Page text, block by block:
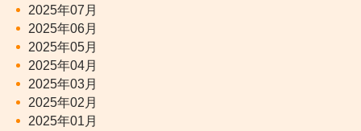
2025年07月
2025年06月
2025年05月
2025年04月
2025年03月
2025年02月
2025年01月